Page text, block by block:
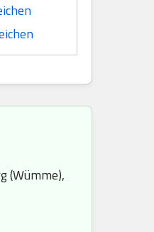
(Wümme),